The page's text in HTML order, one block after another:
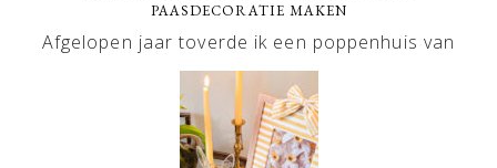
PAASDECORATIE MAKEN
Afgelopen jaar toverde ik een poppenhuis van